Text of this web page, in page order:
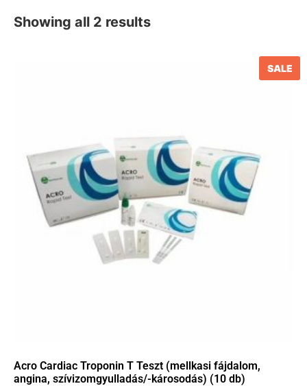
Showing all 2 results
SALE
Acro Cardiac Troponin T Teszt (mellkasi fájdalom,
angina, szívizomgyulladás/-károsodás) (10 db)